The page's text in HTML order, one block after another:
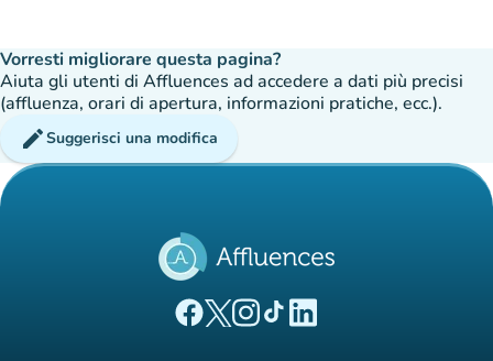
Vorresti migliorare questa pagina?
Aiuta gli utenti di Affluences ad accedere a dati più precisi
(affluenza, orari di apertura, informazioni pratiche, ecc.).
editSuggerisci una modifica
(nuova scheda)
(nuova scheda)
(nuova scheda)
(nuova scheda)